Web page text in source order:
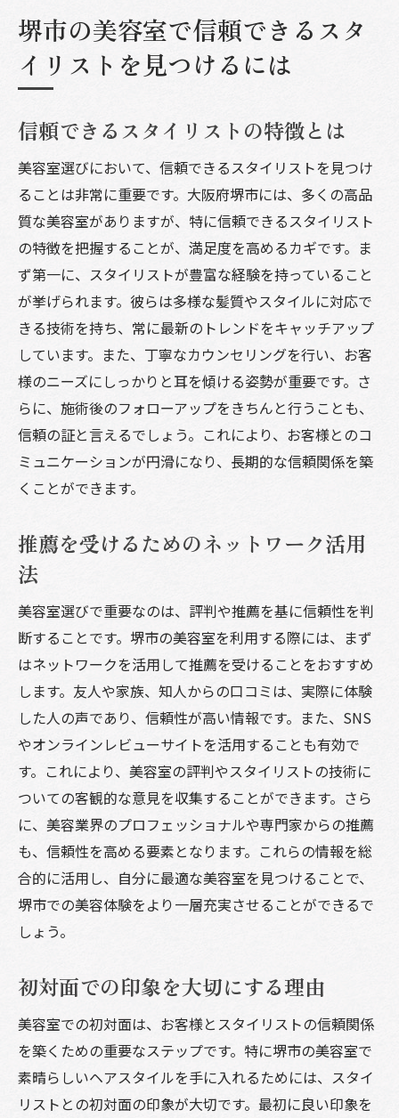
堺市の美容室で信頼できるスタ
イリストを見つけるには
信頼できるスタイリストの特徴とは
美容室選びにおいて、信頼できるスタイリストを見つけ
ることは非常に重要です。大阪府堺市には、多くの高品
質な美容室がありますが、特に信頼できるスタイリスト
の特徴を把握することが、満足度を高めるカギです。ま
ず第一に、スタイリストが豊富な経験を持っていること
が挙げられます。彼らは多様な髪質やスタイルに対応で
きる技術を持ち、常に最新のトレンドをキャッチアップ
しています。また、丁寧なカウンセリングを行い、お客
様のニーズにしっかりと耳を傾ける姿勢が重要です。さ
らに、施術後のフォローアップをきちんと行うことも、
信頼の証と言えるでしょう。これにより、お客様とのコ
ミュニケーションが円滑になり、長期的な信頼関係を築
くことができます。
推薦を受けるためのネットワーク活用
法
美容室選びで重要なのは、評判や推薦を基に信頼性を判
断することです。堺市の美容室を利用する際には、まず
はネットワークを活用して推薦を受けることをおすすめ
します。友人や家族、知人からの口コミは、実際に体験
した人の声であり、信頼性が高い情報です。また、SNS
やオンラインレビューサイトを活用することも有効で
す。これにより、美容室の評判やスタイリストの技術に
ついての客観的な意見を収集することができます。さら
に、美容業界のプロフェッショナルや専門家からの推薦
も、信頼性を高める要素となります。これらの情報を総
合的に活用し、自分に最適な美容室を見つけることで、
堺市での美容体験をより一層充実させることができるで
しょう。
初対面での印象を大切にする理由
美容室での初対面は、お客様とスタイリストの信頼関係
を築くための重要なステップです。特に堺市の美容室で
素晴らしいヘアスタイルを手に入れるためには、スタイ
リストとの初対面の印象が大切です。最初に良い印象を